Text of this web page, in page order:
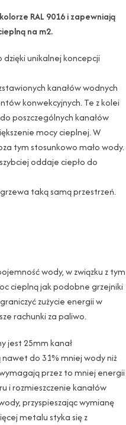
RAL 9016 i zapewniają
na m2.
dzięki unikalnej koncepcji
kanałów wodnych
konwekcyjnych. Te z kolei
poszczególnych kanałów
mocy cieplnej. W
tym stosunkowo mało wody.
oddaje ciepło do
taką samą przestrzeń.
wody, w związku z tym
cieplną jak podobne grzejniki
zużycie energii w
rachunki za paliwo.
jest 25mm kanał
do 31% mniej wody niż
przez to mniej energii
i rozmieszczenie kanałów
przyspieszając wymianę
metalu styka się z